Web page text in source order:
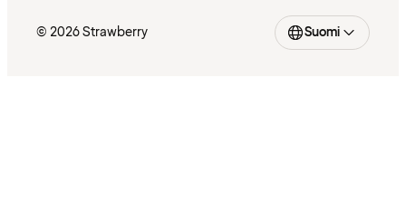
© 2026 Strawberry Suomi